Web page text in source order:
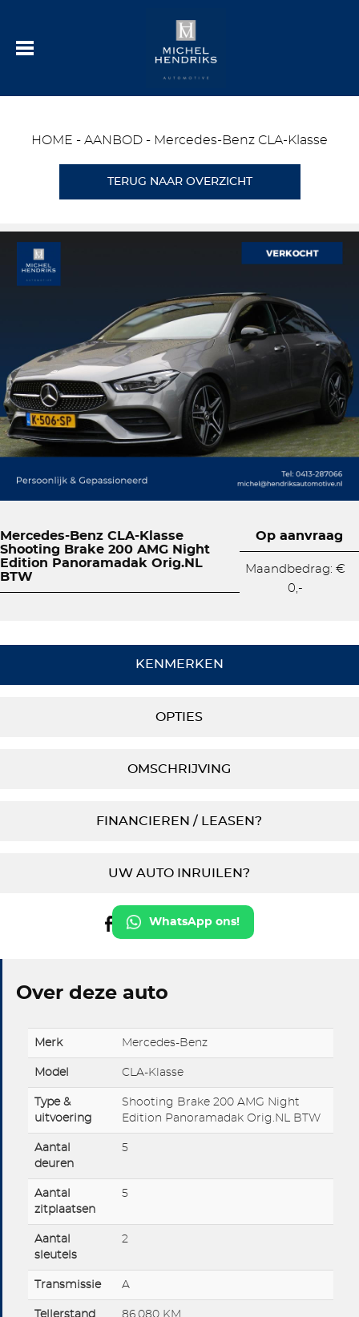
HOME - AANBOD - Mercedes-Benz CLA-Klasse
TERUG NAAR OVERZICHT
Mercedes-Benz CLA-Klasse
Shooting Brake 200 AMG Night
Edition Panoramadak Orig.NL
BTW
Op aanvraag
Maandbedrag: €
0,-
KENMERKEN
OPTIES
OMSCHRIJVING
FINANCIEREN / LEASEN?
UW AUTO INRUILEN?
WhatsApp ons!
Over deze auto
Merk Mercedes-Benz
Model CLA-Klasse
Type &
uitvoering
Shooting Brake 200 AMG Night
Edition Panoramadak Orig.NL BTW
Aantal
deuren
5
Aantal
zitplaatsen
5
Aantal
sleutels
2
Transmissie A
Tellerstand 86.080 KM